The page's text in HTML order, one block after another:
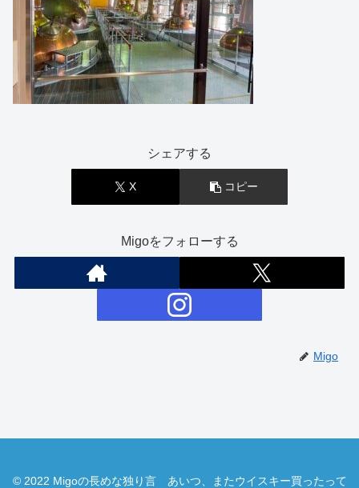
シェアする
X コピー
Migoをフォローする
Migo
© 2022 Migoの長めな独り言 あいつ、またウイスキー買ったって